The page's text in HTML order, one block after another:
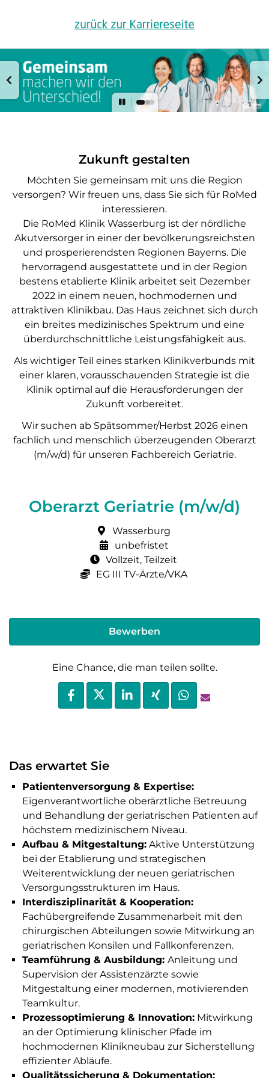
Oberarzt Geriatrie (m/w/d)
Wasserburg
unbefristet
Vollzeit, Teilzeit
EG III TV-Ärzte/VKA
Bewerben
Eine Chance, die man teilen sollte.
Zukunft gestalten
Möchten Sie gemeinsam mit uns die Region
versorgen? Wir freuen uns, dass Sie sich für RoMed
interessieren.
Die RoMed Klinik Wasserburg ist der nördliche
Akutversorger in einer der bevölkerungsreichsten
und prosperierendsten Regionen Bayerns. Die
hervorragend ausgestattete und in der Region
bestens etablierte Klinik arbeitet seit Dezember
2022 in einem neuen, hochmodernen und
attraktiven Klinikbau. Das Haus zeichnet sich durch
ein breites medizinisches Spektrum und eine
überdurchschnittliche Leistungsfähigkeit aus.
Als wichtiger Teil eines starken Klinikverbunds mit
einer klaren, vorausschauenden Strategie ist die
Klinik optimal auf die Herausforderungen der
Zukunft vorbereitet.
Wir suchen ab Spätsommer/Herbst 2026 einen
fachlich und menschlich überzeugenden Oberarzt
(m/w/d) für unseren Fachbereich Geriatrie.
Das erwartet Sie
Patientenversorgung & Expertise:
Eigenverantwortliche oberärztliche Betreuung
und Behandlung der geriatrischen Patienten auf
höchstem medizinischem Niveau.
Aufbau & Mitgestaltung: Aktive Unterstützung
bei der Etablierung und strategischen
Weiterentwicklung der neuen geriatrischen
Versorgungsstrukturen im Haus.
Interdisziplinarität & Kooperation:
Fachübergreifende Zusammenarbeit mit den
chirurgischen Abteilungen sowie Mitwirkung an
geriatrischen Konsilen und Fallkonferenzen.
Teamführung & Ausbildung: Anleitung und
Supervision der Assistenzärzte sowie
Mitgestaltung einer modernen, motivierenden
Teamkultur.
Prozessoptimierung & Innovation: Mitwirkung
an der Optimierung klinischer Pfade im
hochmodernen Klinikneubau zur Sicherstellung
effizienter Abläufe.
Qualitätssicherung & Dokumentation: